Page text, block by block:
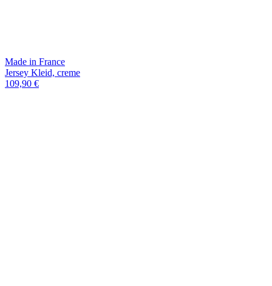
Made in France
Jersey Kleid, creme
109,90 €